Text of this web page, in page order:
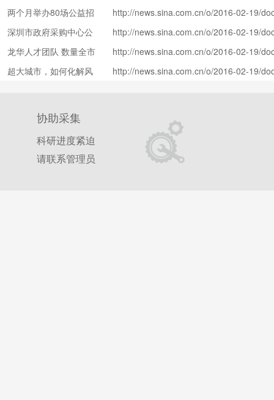
两个月举办80场公益招
http://news.sina.com.cn/o/2016-02-19/
深圳市政府采购中心公
告（1255）
http://news.sina.com.cn/o/2016-02-19/
龙华人才团队 数量全市
第二
http://news.sina.com.cn/o/2016-02-19/
超大城市，如何化解风
http://news.sina.com.cn/o/2016-02-19/
协助采集
科研进度紧迫
请联系管理员